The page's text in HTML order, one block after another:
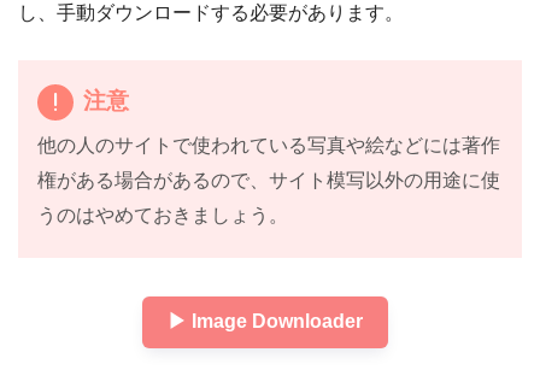
し、手動ダウンロードする必要があります。
注意
他の人のサイトで使われている写真や絵などには著作
権がある場合があるので、サイト模写以外の用途に使
うのはやめておきましょう。
▶︎ Image Downloader